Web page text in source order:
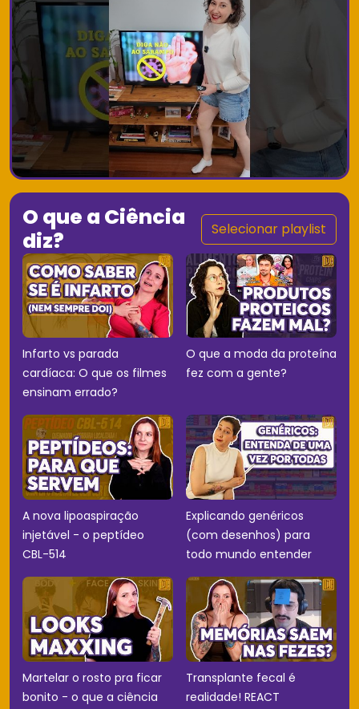
O que a Ciência
diz?
Selecionar playlist
Infarto vs parada
cardíaca: O que os filmes
ensinam errado?
O que a moda da proteína
fez com a gente?
A nova lipoaspiração
injetável - o peptídeo
CBL-514
Explicando genéricos
(com desenhos) para
todo mundo entender
Martelar o rosto pra ficar
bonito - o que a ciência
Transplante fecal é
realidade! REACT